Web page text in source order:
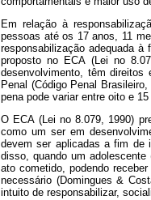
Em relação à
pessoas até os 17 anos, 11
responsabilização adequada
proposto no ECA (Lei no
desenvolvimento, têm
Penal (Código Penal
pena pode variar entre oito e
O ECA (Lei no 8.079, 1990)
como um ser em
devem ser aplicadas a fim de
disso, quando um
ato cometido, podendo
necessário (Domingues &
intuito de responsabilizar,